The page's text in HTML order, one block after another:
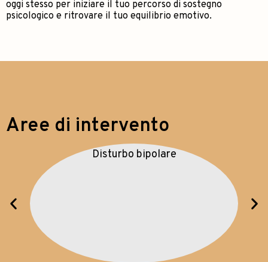
oggi stesso per iniziare il tuo percorso di sostegno
psicologico e ritrovare il tuo equilibrio emotivo.
Aree di intervento
Disturbo bipolare